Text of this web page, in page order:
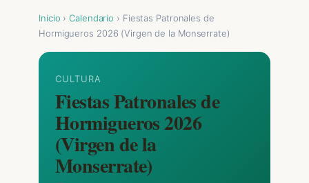
Inicio ›Calendario › Fiestas Patronales de
Hormigueros 2026 (Virgen de la Monserrate)
CULTURA
Fiestas Patronales de
Hormigueros 2026
(Virgen de la
Monserrate)